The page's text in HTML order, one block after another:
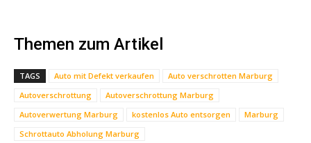
Themen zum Artikel
TAGS Auto mit Defekt verkaufen
Auto verschrotten Marburg
Autoverschrottung
Autoverschrottung Marburg
Autoverwertung Marburg
kostenlos Auto entsorgen
Marburg
Schrottauto Abholung Marburg